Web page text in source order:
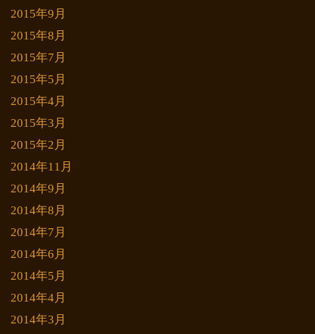
2015年9月
2015年8月
2015年7月
2015年5月
2015年4月
2015年3月
2015年2月
2014年11月
2014年9月
2014年8月
2014年7月
2014年6月
2014年5月
2014年4月
2014年3月